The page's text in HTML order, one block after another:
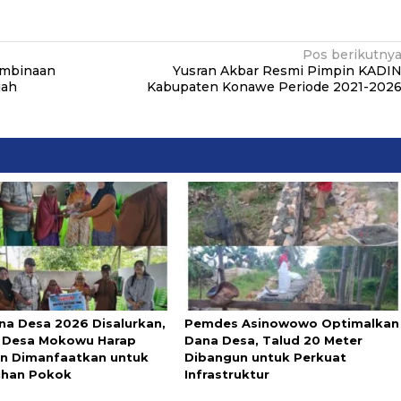
Pos berikutnya
Yusran Akbar Resmi Pimpin KADIN
Kabupaten Konawe Periode 2021-2026
Desa 2026 Disalurkan,
Mokowu Harap
Dimanfaatkan untuk
Pokok
Pemdes Asinowowo Optimalkan
Dana Desa, Talud 20 Meter
Dibangun untuk Perkuat
Infrastruktur